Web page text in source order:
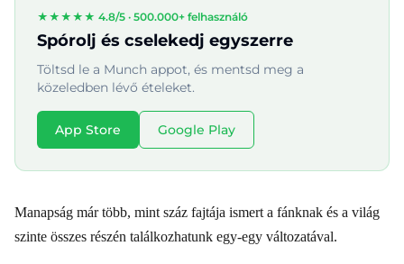
★★★★★ 4.8/5 · 500.000+ felhasználó
Spórolj és cselekedj egyszerre
Töltsd le a Munch appot, és mentsd meg a
közeledben lévő ételeket.
App Store Google Play
Manapság már több, mint száz fajtája ismert a fánknak és a világ
szinte összes részén találkozhatunk egy-egy változatával.